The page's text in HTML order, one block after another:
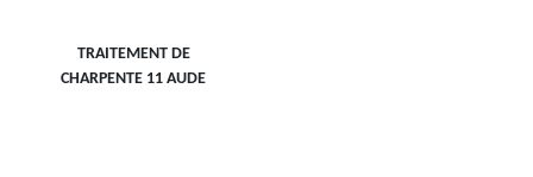
TRAITEMENT DE
CHARPENTE 11 AUDE